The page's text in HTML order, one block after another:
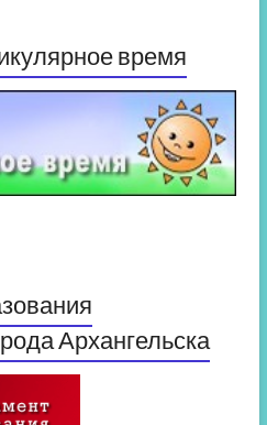
время
Архангельска